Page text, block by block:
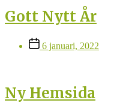
Gott Nytt År
Inläggsdatum
6 januari, 2022
Ny Hemsida